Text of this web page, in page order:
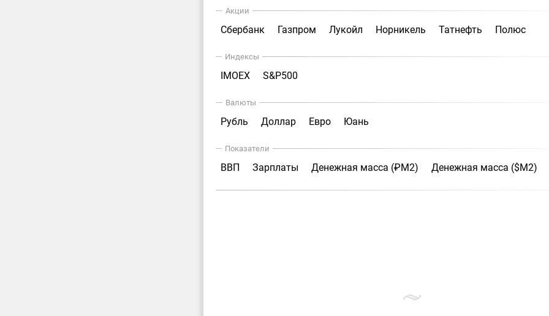
Акции
Сбербанк Газпром Лукойл Норникель Татнефть Полюс
Индексы
IMOEX S&P500
Валюты
Рубль Доллар Евро Юань
Показатели
ВВП Зарплаты Денежная масса (₽М2) Денежная масса ($М2)